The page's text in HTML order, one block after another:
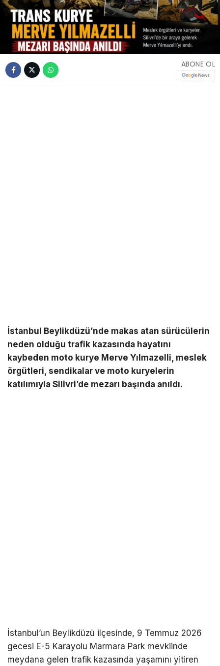
ABONE OL
İstanbul Beylikdüzü’nde makas atan sürücülerin
neden olduğu trafik kazasında hayatını
kaybeden moto kurye Merve Yılmazelli, meslek
örgütleri, sendikalar ve moto kuryelerin
katılımıyla Silivri’de mezarı başında anıldı.
İstanbul’un Beylikdüzü ilçesinde, 9 Temmuz 2026
gecesi E-5 Karayolu Marmara Park mevkiinde
meydana gelen trafik kazasında yaşamını yitiren